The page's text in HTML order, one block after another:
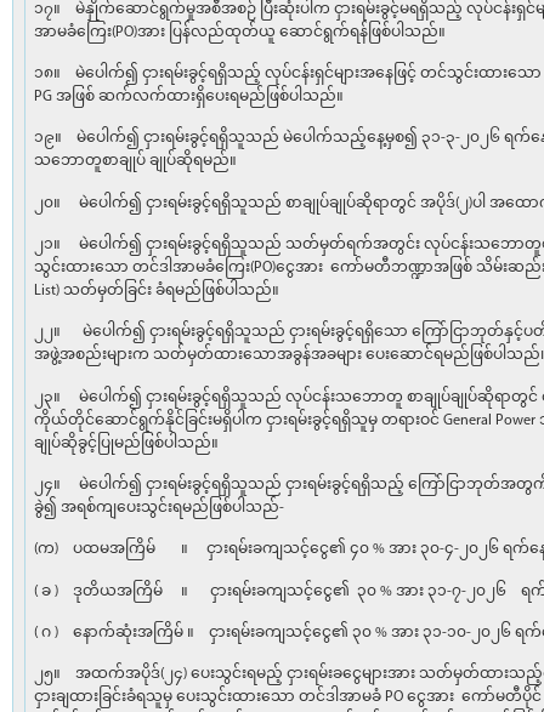
၁၇။ မဲနှိုက်ဆောင်ရွက်မှုအစီအစဉ် ပြီးဆုံးပါက ငှားရမ်းခွင့်မရရှိသည့် လုပ်ငန်းရှင်မ
အာမခံကြေး(PO)အား ပြန်လည်ထုတ်ယူ ဆောင်ရွက်ရန်ဖြစ်ပါသည်။
၁၈။ မဲပေါက်၍ ငှားရမ်းခွင့်ရရှိသည့် လုပ်ငန်းရှင်များအနေဖြင့် တင်သွင်းထားသော
PG အဖြစ် ဆက်လက်ထားရှိပေးရမည်ဖြစ်ပါသည်။
၁၉။ မဲပေါက်၍ ငှားရမ်းခွင့်ရရှိသူသည် မဲပေါက်သည့်နေ့မှစ၍ ၃၁-၃-၂၀၂၆ ရက်နေ့
သဘောတူစာချုပ် ချုပ်ဆိုရမည်။
၂၀။ မဲပေါက်၍ ငှားရမ်းခွင့်ရရှိသူသည် စာချုပ်ချုပ်ဆိုရာတွင် အပိုဒ်(၂)ပါ အထ
၂၁။ မဲပေါက်၍ ငှားရမ်းခွင့်ရရှိသူသည် သတ်မှတ်ရက်အတွင်း လုပ်ငန်းသဘောတူစ
သွင်းထားသော တင်ဒါအာမခံကြေး(PO)ငွေအား ကော်မတီဘဏ္ဍာအဖြစ် သိမ်းဆည်
List) သတ်မှတ်ခြင်း ခံရမည်ဖြစ်ပါသည်။
၂၂။ မဲပေါက်၍ ငှားရမ်းခွင့်ရရှိသူသည် ငှားရမ်းခွင့်ရရှိသော ကြော်ငြာဘုတ်နှ
အဖွဲ့အစည်းများက သတ်မှတ်ထားသောအခွန်အခများ ပေးဆောင်ရမည်ဖြစ်ပါသည်
၂၃။ မဲပေါက်၍ ငှားရမ်းခွင့်ရရှိသူသည် လုပ်ငန်းသဘောတူ စာချုပ်ချုပ်ဆိုရာတွင်
ကိုယ်တိုင်ဆောင်ရွက်နိုင်ခြင်းမရှိပါက ငှားရမ်းခွင့်ရရှိသူမှ တရားဝင် General
ချုပ်ဆိုခွင့်ပြုမည်ဖြစ်ပါသည်။
၂၄။ မဲပေါက်၍ ငှားရမ်းခွင့်ရရှိသူသည် ငှားရမ်းခွင့်ရရှိသည့် ကြော်ငြာဘုတ်အတွက်
ခွဲ၍ အရစ်ကျပေးသွင်းရမည်ဖြစ်ပါသည်-
(က) ပထမအကြိမ် ။ ငှားရမ်းခကျသင့်ငွေ၏ ၄၀ % အား ၃၀-၄-၂၀၂၆ ရက်နေ့
( ခ ) ဒုတိယအကြိမ် ။ ငှားရမ်းခကျသင့်ငွေ၏ ၃၀ % အား ၃၁-၇-၂၀၂၆ ရက်
( ဂ ) နောက်ဆုံးအကြိမ် ။ ငှားရမ်းခကျသင့်ငွေ၏ ၃၀ % အား ၃၁-၁၀-၂၀၂၆ ရ
၂၅။ အထက်အပိုဒ်(၂၄) ပေးသွင်းရမည့် ငှားရမ်းခငွေများအား သတ်မှတ်ထား
ငှားချထားခြင်းခံရသူမှ ပေးသွင်းထားသော တင်ဒါအာမခံ PO ငွေအား ကော်မ